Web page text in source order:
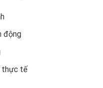
động
thực tế